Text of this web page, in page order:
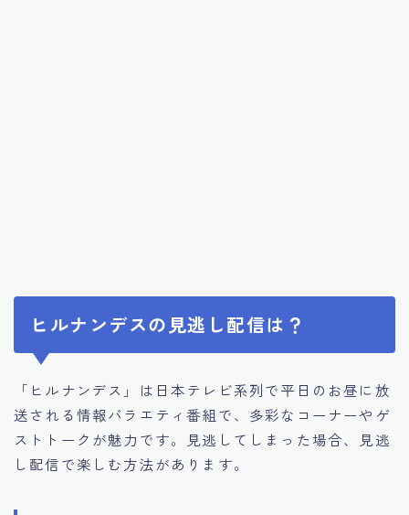
ヒルナンデスの見逃し配信は？
「ヒルナンデス」は日本テレビ系列で平日のお昼に放
送される情報バラエティ番組で、多彩なコーナーやゲ
ストトークが魅力です。見逃してしまった場合、見逃
し配信で楽しむ方法があります。